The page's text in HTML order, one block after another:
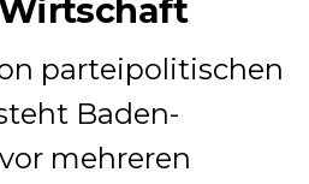
parteipolitischen
Baden-
mehreren